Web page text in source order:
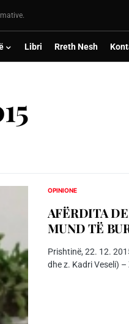
Libri Rreth Nesh
OPINIONE
AFËRDITA
MUND TË
Prishtinë, 22. 12.
dhe z. Kadri Veseli)